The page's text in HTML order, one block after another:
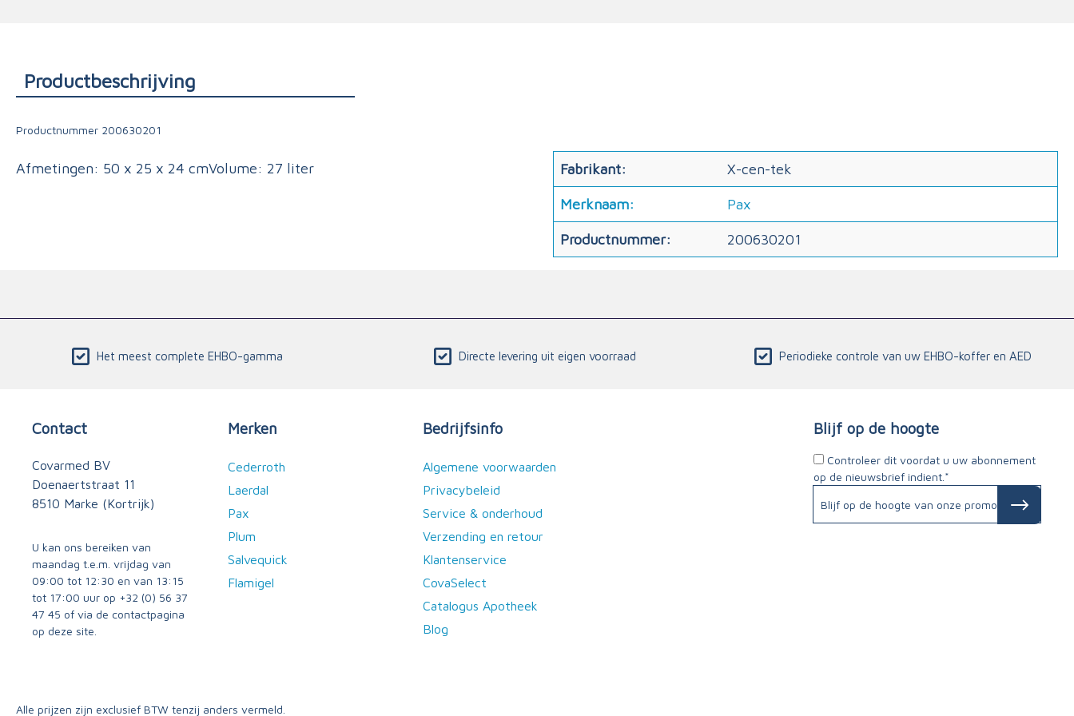
Productbeschrijving
Productnummer 200630201
Afmetingen: 50 x 25 x 24 cmVolume: 27 liter Fabrikant: X-cen-tek
Merknaam: Pax
Productnummer: 200630201
Het meest complete EHBO-gamma Directe levering uit eigen voorraad Periodieke controle van uw EHBO-koffer en AED
Contact
Covarmed BV
Doenaertstraat 11
8510 Marke (Kortrijk)
U kan ons bereiken van
maandag t.e.m. vrijdag van
09:00 tot 12:30 en van 13:15
tot 17:00 uur op +32 (0) 56 37
47 45 of via de contactpagina
op deze site.
Merken
Cederroth
Laerdal
Pax
Plum
Salvequick
Flamigel
Bedrijfsinfo
Algemene voorwaarden
Privacybeleid
Service & onderhoud
Verzending en retour
Klantenservice
CovaSelect
Catalogus Apotheek
Blog
Blijf op de hoogte
Controleer dit voordat u uw abonnement
op de nieuwsbrief indient.*
Alle prijzen zijn exclusief BTW tenzij anders vermeld.